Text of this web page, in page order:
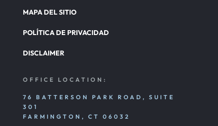
MAPA DEL SITIO
POLÍTICA DE PRIVACIDAD
DISCLAIMER
OFFICE LOCATION:
76 BATTERSON PARK ROAD, SUITE
301
FARMINGTON, CT 06032